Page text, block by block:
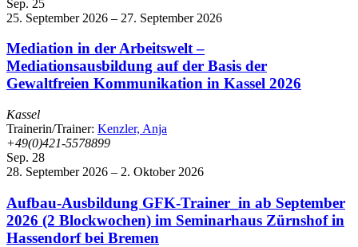
Sep. 25
25. September 2026 – 27. September 2026
Mediation in der Arbeitswelt –
Mediationsausbildung auf der Basis der
Gewaltfreien Kommunikation in Kassel 2026
Kassel
Trainerin/Trainer: Kenzler, Anja
+49(0)421-5578899
Sep. 28
28. September 2026 – 2. Oktober 2026
Aufbau-Ausbildung GFK-Trainer_in ab September
2026 (2 Blockwochen) im Seminarhaus Zürnshof in
Hassendorf bei Bremen